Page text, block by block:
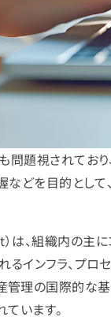
題視されており
などを目的とし
、組織内の主に
るインフラ、プ
管理の国際的な
います。